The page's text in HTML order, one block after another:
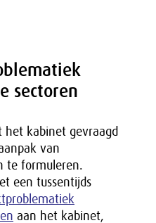
sectoren
het kabinet gevraagd
van
te formuleren.
een tussentijds
aan het kabinet,